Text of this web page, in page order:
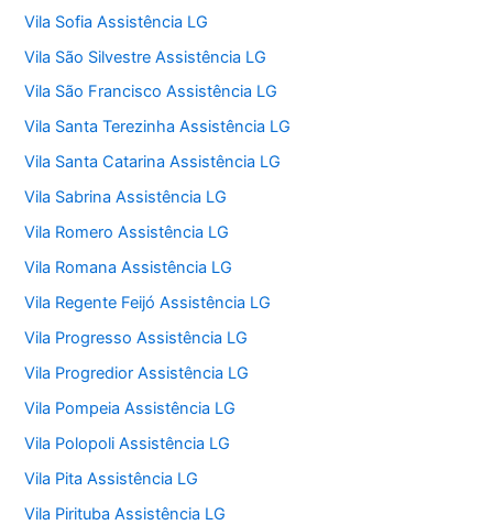
Vila Sofia Assistência LG
Vila São Silvestre Assistência LG
Vila São Francisco Assistência LG
Vila Santa Terezinha Assistência LG
Vila Santa Catarina Assistência LG
Vila Sabrina Assistência LG
Vila Romero Assistência LG
Vila Romana Assistência LG
Vila Regente Feijó Assistência LG
Vila Progresso Assistência LG
Vila Progredior Assistência LG
Vila Pompeia Assistência LG
Vila Polopoli Assistência LG
Vila Pita Assistência LG
Vila Pirituba Assistência LG